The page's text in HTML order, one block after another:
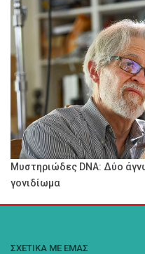
Μυστηριώδες DNA: Δύο
γονιδίωμα
ΣΧΕΤΙΚΑ ΜΕ ΕΜΑΣ